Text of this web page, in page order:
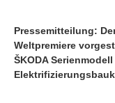
Pressemitteilung:
Weltpremiere
ŠKODA